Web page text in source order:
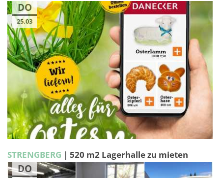
DO
25.03
STRENGBERG | 520 m2 Lagerhalle zu mieten
DO